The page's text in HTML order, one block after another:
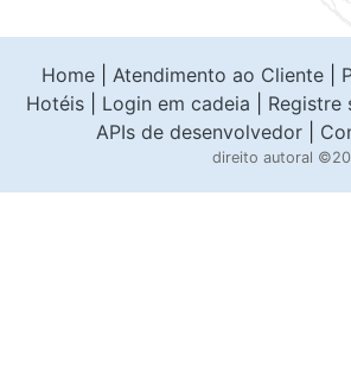
Home| Atendimento ao Cliente|
Hotéis| Login em cadeia Registre
APIs de desenvolvedor|
direito autoral